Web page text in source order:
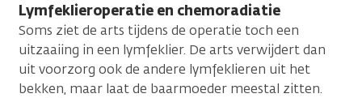
Lymfeklieroperatie en chemoradiatie
Soms ziet de arts tijdens de operatie toch een
uitzaaiing in een lymfeklier. De arts verwijdert dan
uit voorzorg ook de andere lymfeklieren uit het
bekken, maar laat de baarmoeder meestal zitten.